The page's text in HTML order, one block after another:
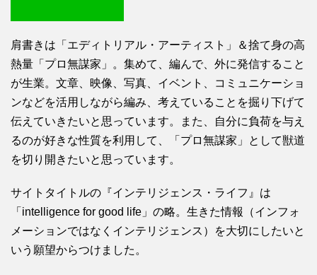
肩書きは「エディトリアル・アーティスト」＆捨て身の高
熱量「プロ無謀家」。集めて、編んで、外に発信すること
が生業。文章、映像、写真、イベント、コミュニケーショ
ンなどを活用しながら編み、考えていることを掘り下げて
伝えていきたいと思っています。また、自分に負荷を与え
るのが好きな性質を利用して、「プロ無謀家」として獣道
を切り開きたいと思っています。
サイトタイトルの『インテリジェンス・ライフ』は
「intelligence for good life」の略。生きた情報（インフォ
メーションではなくインテリジェンス）を大切にしたいと
いう願望からつけました。